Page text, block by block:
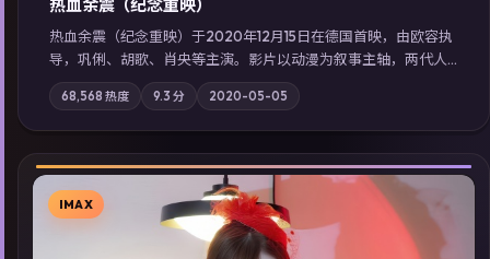
热血余震（纪念重映）
热血余震（纪念重映）于2020年12月15日在德国首映，由欧容执
导，巩俐、胡歌、肖央等主演。影片以动漫为叙事主轴，两代人
的执念在暴风雨夜正面相撞；摄影与配乐强化地域气质；站内亦
可通过「国产免费观看高清电视剧在线看」延展检索同类型高分
佳作，畅享高清在线追剧体验。
68,568 热度 9.3 分 2020-05-05
IMAX